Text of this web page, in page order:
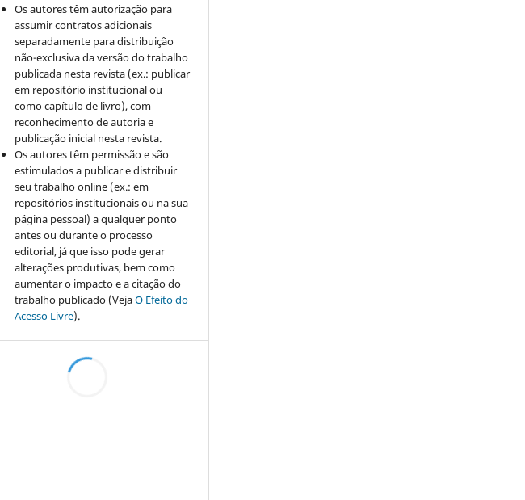
Os autores têm autorização para
assumir contratos adicionais
separadamente para distribuição
não-exclusiva da versão do trabalho
publicada nesta revista (ex.: publicar
em repositório institucional ou
como capítulo de livro), com
reconhecimento de autoria e
publicação inicial nesta revista.
Os autores têm permissão e são
estimulados a publicar e distribuir
seu trabalho online (ex.: em
repositórios institucionais ou na sua
página pessoal) a qualquer ponto
antes ou durante o processo
editorial, já que isso pode gerar
alterações produtivas, bem como
aumentar o impacto e a citação do
trabalho publicado (VejaO Efeito do
Acesso Livre).